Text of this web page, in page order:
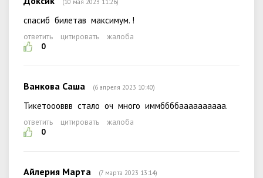
(10 мая 2023 11:26)
спасиб билетав максимум. !
ответить цитировать
жалоба
0
Ванкова Саша (6 апреля 2023 10:40)
Тикетоооввв стало оч много иммббббаааааааааа.
ответить цитировать
жалоба
0
Айлерия Марта (7 марта 2023 13:14)